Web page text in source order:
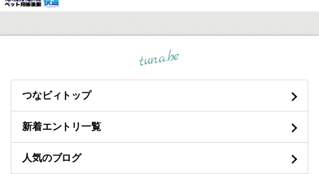
tuna.be
つなビィトップ
新着エントリ一覧
人気のブログ